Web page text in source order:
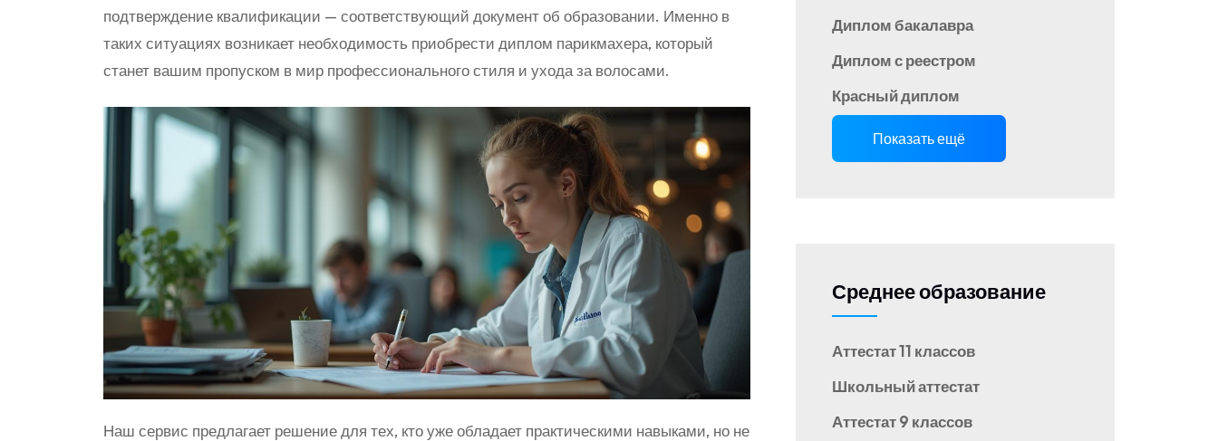
подтверждение квалификации — соответствующий документ об образовании. Именно в
таких ситуациях возникает необходимость приобрести диплом парикмахера, который
станет вашим пропуском в мир профессионального стиля и ухода за волосами.
Наш сервис предлагает решение для тех, кто уже обладает практическими навыками, но не
Диплом бакалавра
Диплом с реестром
Красный диплом
Показать ещё
Среднее образование
Аттестат 11 классов
Школьный аттестат
Аттестат 9 классов